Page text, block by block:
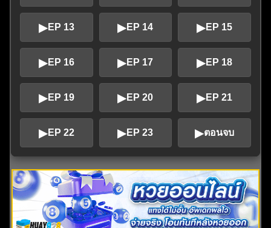
▶EP 13 ▶EP 14 ▶EP 15
▶EP 16 ▶EP 17 ▶EP 18
▶EP 19 ▶EP 20 ▶EP 21
▶EP 22 ▶EP 23 ▶ตอนจบ